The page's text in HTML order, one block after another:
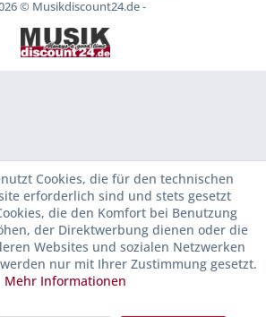
© Musikdiscount24.de -
Cookies, die für den technischen
erforderlich sind und stets gesetzt
die den Komfort bei Benutzung
der Direktwerbung dienen oder die
Websites und sozialen Netzwerken
nur mit Ihrer Zustimmung gesetzt.
Mehr Informationen